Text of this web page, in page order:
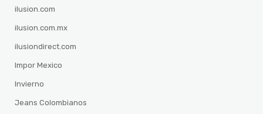
ilusion.com
ilusion.com.mx
ilusiondirect.com
Impor Mexico
Invierno
Jeans Colombianos